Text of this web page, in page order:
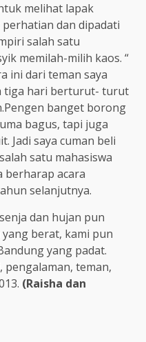
melihat lapak
dan dipadati
salah satu
memilah-milih kaos. “
ini dari teman saya
tiga hari berturut- turut
banget borong
bagus, tapi juga
Jadi saya cuman beli
satu mahasiswa
berharap acara
selanjutnya.
dan hujan pun
berat, kami pun
yang padat.
teman,
(Raisha dan